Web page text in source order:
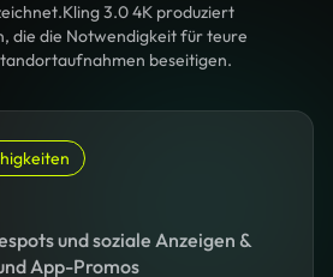
3.0 4K produziert
die die Notwendigkeit für teure
beseitigen.
und soziale Anzeigen &
App-Promos